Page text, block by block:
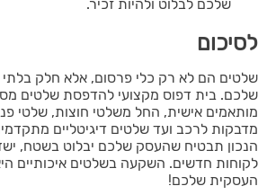
שלכם לבלוט ולהיות זכיר.
לסיכום
שלטים הם לא רק כלי פרסום, אלא חלק
שלכם. בית דפוס מקצועי להדפסת שלטים
מותאמים אישית, החל משלטי חוצות, שלטי
מדבקות לרכב ועד שלטים דיגיטליים
הנכון תבטיח שהעסק שלכם יבלוט בשטח,
לקוחות חדשים. השקעה בשלטים איכותיים
העסקית שלכם!